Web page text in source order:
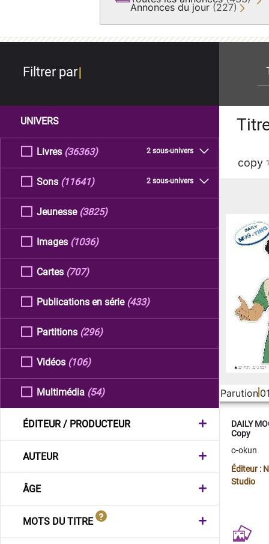
Annonces du jour (227)
Filtrer par
UNIVERS
Livres 2 sous-univers
(36363)
Sons 2 sous-univers
(11641)
Jeunesse (3825)
Images (1036)
Cartes (707)
Publications en série (433)
Partitions (296)
Vidéos (106)
Multimédia (54)
ÉDITEUR / PRODUCTEUR
AUTEUR
ÂGE
MOTS DU TITRE
copy
Parution
DAILY
Copy
o-okun
Éditeur :
Studio